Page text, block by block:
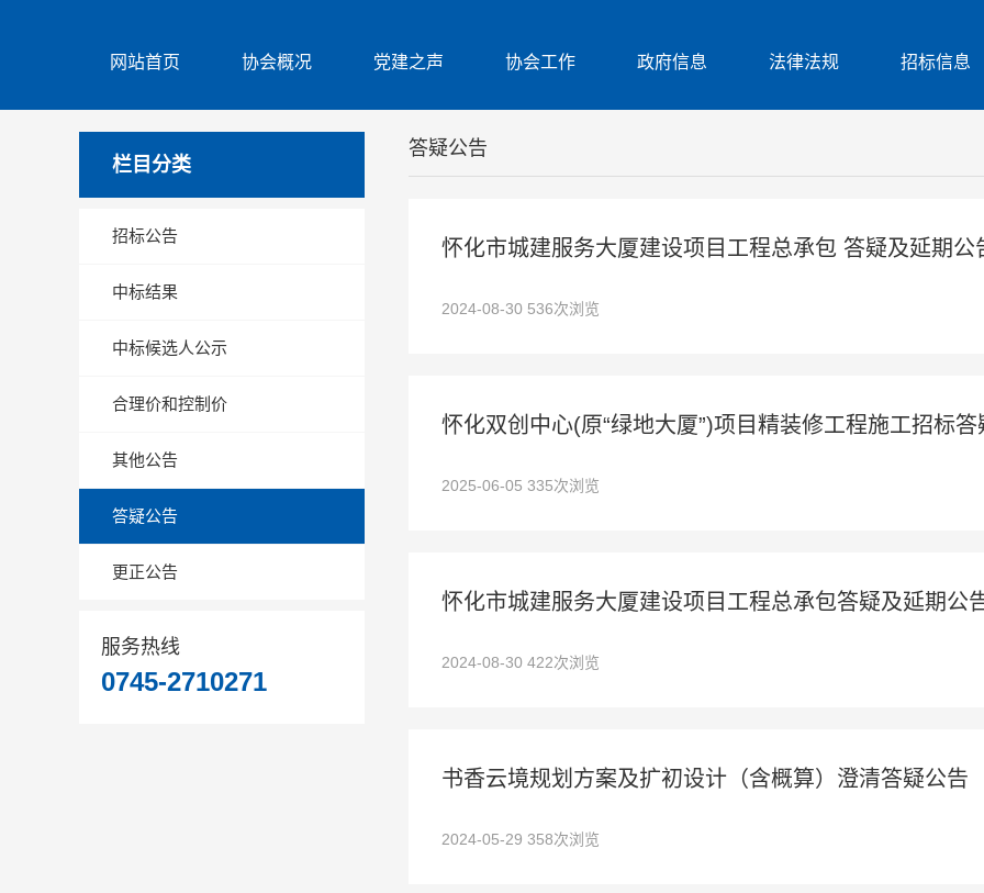
网站首页 协会概况 党建之声 协会工作 政府信息 法律法规 招标信息
栏目分类
招标公告
中标结果
中标候选人公示
合理价和控制价
其他公告
答疑公告
更正公告
服务热线
0745-2710271
答疑公告
怀化市城建服务大厦建设项目工程总承包 答疑及延期公
2024-08-30 536次浏览
怀化双创中心(原“绿地大厦”)项目精装修工程施工招标
2025-06-05 335次浏览
怀化市城建服务大厦建设项目工程总承包答疑及延期公
2024-08-30 422次浏览
书香云境规划方案及扩初设计（含概算）澄清答疑公告
2024-05-29 358次浏览